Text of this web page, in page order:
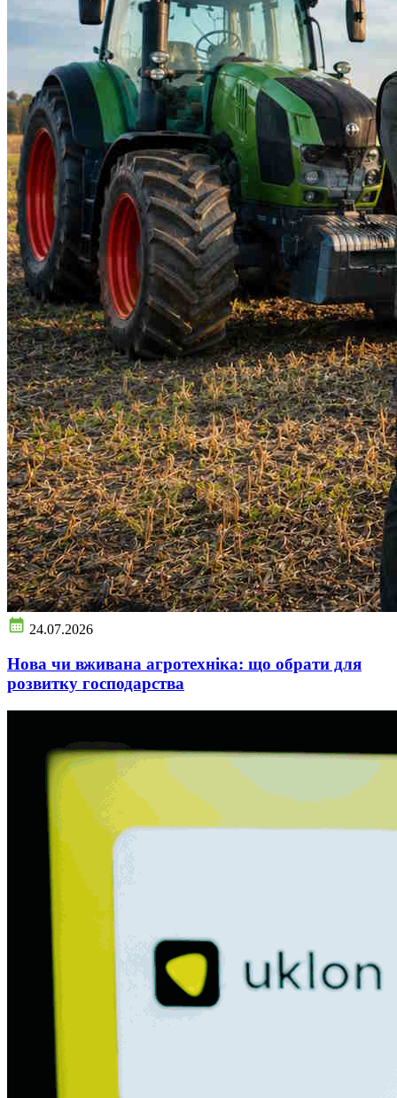
24.07.2026
Нова чи вживана агротехніка: що обрати для
розвитку господарства